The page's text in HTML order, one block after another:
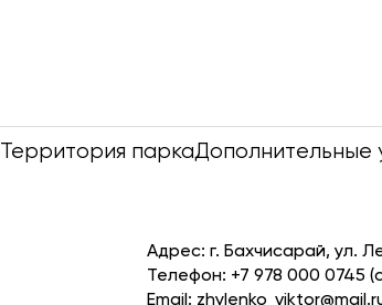
Территория паркаДополнительные
Адрес: г. Бахчисарай, ул.
Телефон: +7 978 000 0745
Email: